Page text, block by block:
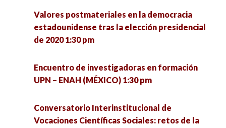
Experiencias y debates 4:00 pm
Conversatorio en torno a las experiencias de
Jardines de la Mintsita 5:00 pm
tercer país seguro en Guatemala 5:00 pm
Valores postmateriales en la democracia
estadounidense tras la elección presidencial
de 2020 1:30 pm
Encuentro de investigadoras en formación
UPN – ENAH (MÉXICO) 1:30 pm
Conversatorio Interinstitucional de
Vocaciones Científicas Sociales: retos de la